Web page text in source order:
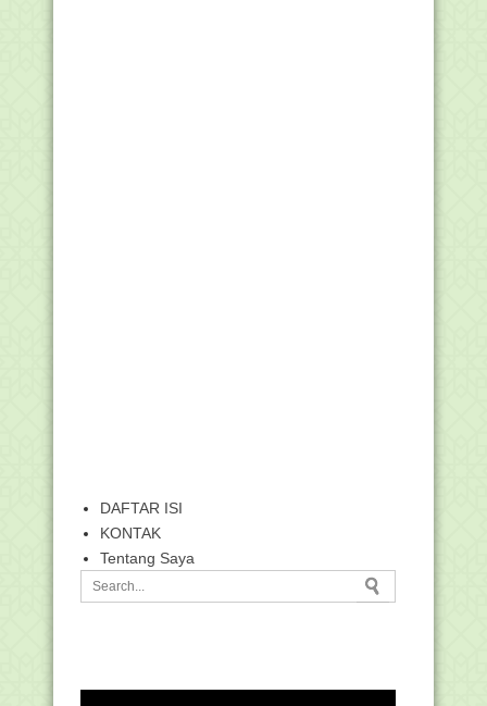
DAFTAR ISI
KONTAK
Tentang Saya